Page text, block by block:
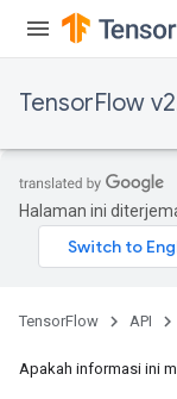
TensorFlow
Halaman ini
TensorFlow API
Apakah informasi ini